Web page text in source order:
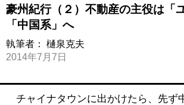
豪州紀行（２）不動産の主役は「
「中国系」へ
執筆者： 樋泉克夫
2014年7月7日
チャイナタウンに出かけたら、先ず